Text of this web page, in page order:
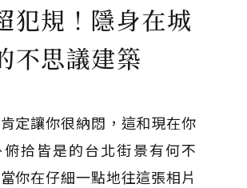
犯規！隱身在城
不思議建築
定讓你很納悶，這和現在你
拾皆是的台北街景有何不
你在仔細一點地往這張相片